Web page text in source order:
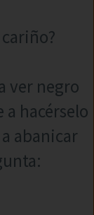
ver negro
hacérselo
abanicar